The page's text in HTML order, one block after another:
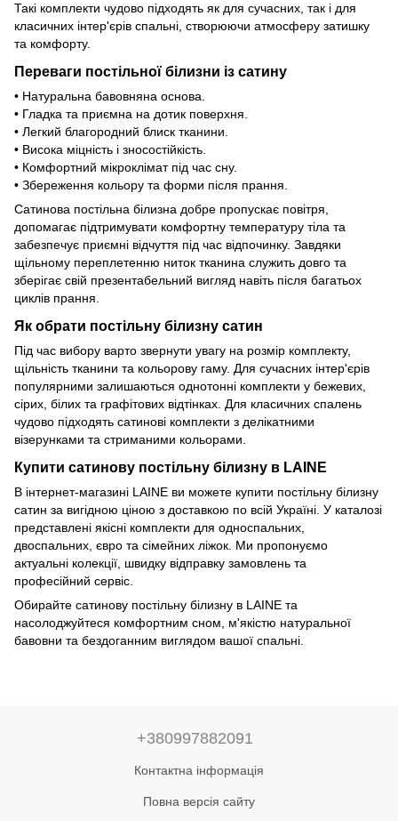
Такі комплекти чудово підходять як для сучасних, так і для
класичних інтер'єрів спальні, створюючи атмосферу затишку
та комфорту.
Переваги постільної білизни із сатину
• Натуральна бавовняна основа.
• Гладка та приємна на дотик поверхня.
• Легкий благородний блиск тканини.
• Висока міцність і зносостійкість.
• Комфортний мікроклімат під час сну.
• Збереження кольору та форми після прання.
Сатинова постільна білизна добре пропускає повітря,
допомагає підтримувати комфортну температуру тіла та
забезпечує приємні відчуття під час відпочинку. Завдяки
щільному переплетенню ниток тканина служить довго та
зберігає свій презентабельний вигляд навіть після багатьох
циклів прання.
Як обрати постільну білизну сатин
Під час вибору варто звернути увагу на розмір комплекту,
щільність тканини та кольорову гаму. Для сучасних інтер'єрів
популярними залишаються однотонні комплекти у бежевих,
сірих, білих та графітових відтінках. Для класичних спалень
чудово підходять сатинові комплекти з делікатними
візерунками та стриманими кольорами.
Купити сатинову постільну білизну в LAINE
В інтернет-магазині LAINE ви можете купити постільну білизну
сатин за вигідною ціною з доставкою по всій Україні. У каталозі
представлені якісні комплекти для односпальних,
двоспальних, євро та сімейних ліжок. Ми пропонуємо
актуальні колекції, швидку відправку замовлень та
професійний сервіс.
Обирайте сатинову постільну білизну в LAINE та
насолоджуйтеся комфортним сном, м'якістю натуральної
бавовни та бездоганним виглядом вашої спальні.
+380997882091
Контактна інформація
Повна версія сайту